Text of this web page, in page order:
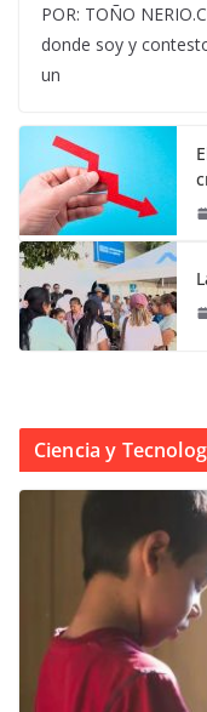
POR: TOÑO
donde soy y
un
Ciencia y